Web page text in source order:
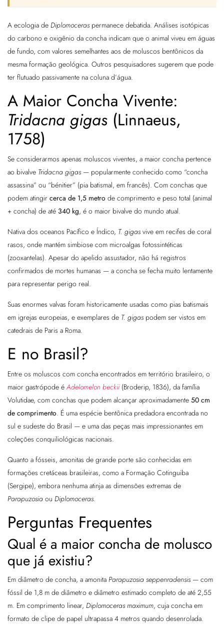
A ecologia de Diplomoceraspermanece debatida. Análises isotópicas
do carbono e oxigênio da concha indicam que o animal viveu em águas
de fundo, com valores semelhantes aos de moluscos bentônicos da
mesma formação geológica. Outros pesquisadores sugerem que pode
ter flutuado passivamente na coluna d’água.
A Maior Concha Vivente:
Tridacna gigas (Linnaeus,
1758)
Se considerarmos apenas moluscos viventes, a maior concha pertence
ao bivalve Tridacna gigas— popularmente conhecido como “concha
assassina” ou “bénitier” (pia batismal, em francês). Com conchas que
podem atingir cerca de 1,5 metro de comprimento e peso total (animal
+ concha) de até 340 kg, é o maior bivalve do mundo atual.
Nativa dos oceanos Pacífico e Índico, T. gigasvive em recifes de coral
rasos, onde mantém simbiose com microalgas fotossintéticas
(zooxantelas). Apesar do apelido assustador, não há registros
confirmados de mortes humanas — a concha se fecha muito lentamente
para representar perigo real.
Suas enormes valvas foram historicamente usadas como pias batismais
em igrejas europeias, e exemplares de T. gigaspodem ser vistos em
catedrais de Paris a Roma.
E no Brasil?
Entre os moluscos com concha encontrados em território brasileiro, o
maior gastrópode é Adelomelon beckii(Broderip, 1836), da família
Volutidae, com conchas que podem alcançar aproximadamente 50 cm
de comprimento. É uma espécie bentônica predadora encontrada no
sul e sudeste do Brasil — e uma das peças mais impressionantes em
coleções conquiliológicas nacionais.
Quanto a fósseis, amonitas de grande porte são conhecidas em
formações cretáceas brasileiras, como a Formação Cotinguiba
(Sergipe), embora nenhuma atinja as dimensões extremas de
Parapuzosia ou Diplomoceras.
Perguntas Frequentes
Qual é a maior concha de molusco
que já existiu?
Em diâmetro de concha, a amonita Parapuzosia seppenradensis— com
fóssil de 1,8 m de diâmetro e diâmetro estimado completo de até 2,55
m. Em comprimento linear, Diplomoceras maximum, cuja concha em
formato de clipe de papel ultrapassa 4 metros quando desenrolada.